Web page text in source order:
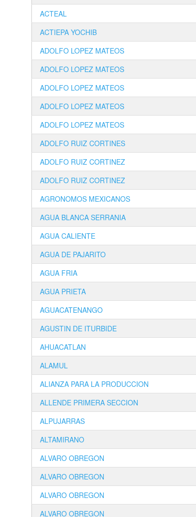
ACTEAL
ACTIEPA YOCHIB
ADOLFO LOPEZ MATEOS
ADOLFO LOPEZ MATEOS
ADOLFO LOPEZ MATEOS
ADOLFO LOPEZ MATEOS
ADOLFO LOPEZ MATEOS
ADOLFO RUIZ CORTINES
ADOLFO RUIZ CORTINEZ
ADOLFO RUIZ CORTINEZ
AGRONOMOS MEXICANOS
AGUA BLANCA SERRANIA
AGUA CALIENTE
AGUA DE PAJARITO
AGUA FRIA
AGUA PRIETA
AGUACATENANGO
AGUSTIN DE ITURBIDE
AHUACATLAN
ALAMUL
ALIANZA PARA LA PRODUCCION
ALLENDE PRIMERA SECCION
ALPUJARRAS
ALTAMIRANO
ALVARO OBREGON
ALVARO OBREGON
ALVARO OBREGON
ALVARO OBREGON